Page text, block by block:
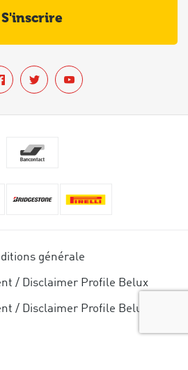
s'inscrire
générale
/ Disclaimer Profile Belux
/ Disclaimer Profile Belux